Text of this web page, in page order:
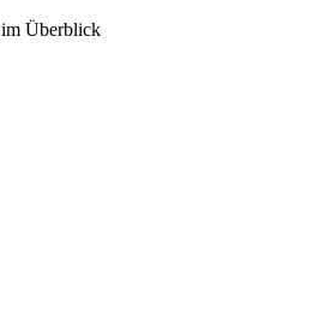
im Überblick